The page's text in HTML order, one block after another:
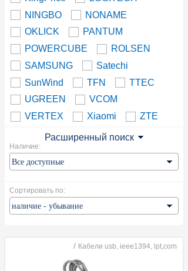
NINGBO
NONAME
OKLICK
PANTUM
POWERCUBE
ROLSEN
SAMSUNG
Satechi
SunWind
TFN
TTEC
UGREEN
VCOM
VERTEX
Xiaomi ZTE
Расширенный поиск
Наличие:
Сортировать по:
/ Кабели usb, ieee1394, lpt,com